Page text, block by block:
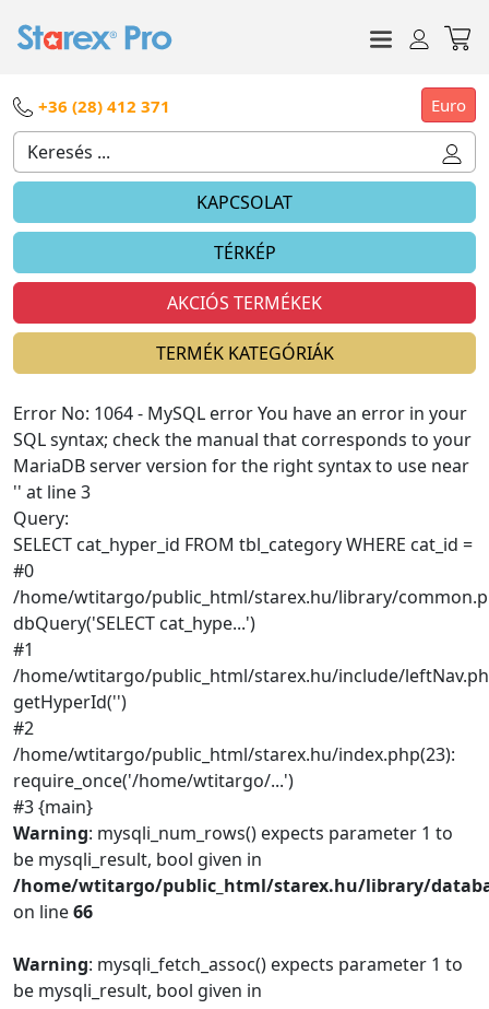
+36 (28) 412 371 Euro
KAPCSOLAT
TÉRKÉP
AKCIÓS TERMÉKEK
TERMÉK KATEGÓRIÁK
Error No: 1064 - MySQL error You have an error in your
SQL syntax; check the manual that corresponds to your
MariaDB server version for the right syntax to use near
'' at line 3
Query:
SELECT cat_hyper_id FROM tbl_category WHERE cat_id =
#0
/home/wtitargo/public_html/starex.hu/library/
dbQuery('SELECT cat_hype...')
#1
/home/wtitargo/public_html/starex.hu/include/
getHyperId('')
#2
/home/wtitargo/public_html/starex.hu/index.php(23):
require_once('/home/wtitargo/...')
#3 {main}
Warning: mysqli_num_rows() expects parameter 1 to
be mysqli_result, bool given in
/home/wtitargo/public_html/starex.hu/library/
on line66
Warning: mysqli_fetch_assoc() expects parameter 1 to
be mysqli_result, bool given in